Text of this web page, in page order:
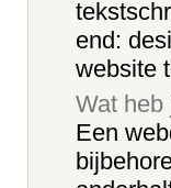
end:
website
Wat heb
Een